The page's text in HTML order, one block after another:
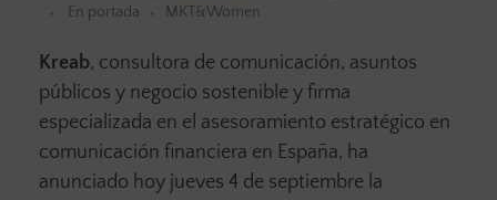
En portada
MKT&Women
Kreab, consultora de comunicación, asuntos
públicos y negocio sostenible y firma
especializada en el asesoramiento estratégico en
comunicación financiera en España, ha
anunciado hoy jueves 4 de septiembre la